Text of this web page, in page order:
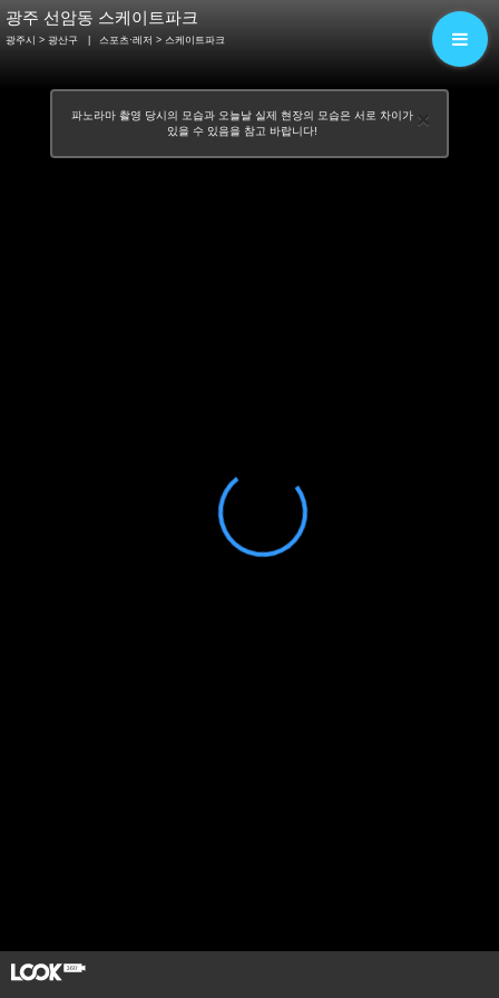
광주 선암동 스케이트파크
광주시 > 광산구 스포츠·레저 > 스케이트파크
×
파노라마 촬영 당시의 모습과 오늘날 실제 현장의 모습은 서로 차이가
있을 수 있음을 참고 바랍니다!